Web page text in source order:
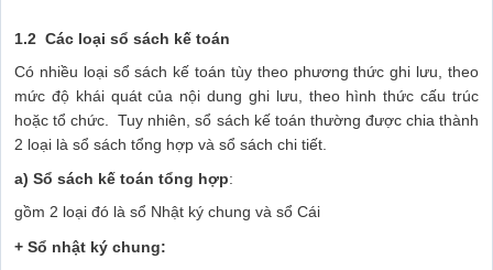
1.2 Các loại sổ sách kế toán
Có nhiều loại sổ sách kế toán tùy theo phương thức ghi lưu, theo
mức độ khái quát của nội dung ghi lưu, theo hình thức cấu trúc
hoặc tổ chức. Tuy nhiên, sổ sách kế toán thường được chia thành
2 loại là sổ sách tổng hợp và sổ sách chi tiết.
a) Sổ sách kế toán tổng hợp:
gồm 2 loại đó là sổ Nhật ký chung và sổ Cái
+ Sổ nhật ký chung: